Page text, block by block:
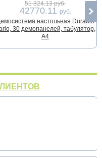
51 324.13 руб.
42770.11 руб.
настольная Durable
30 демопанелей, табулятор,
А4